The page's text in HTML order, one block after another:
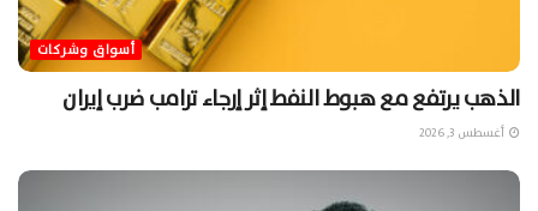
أسواق وشركات
الذهب يرتفع مع هبوط النفط إثر إرجاء ترامب ضرب إيران
أغسطس 3, 2026